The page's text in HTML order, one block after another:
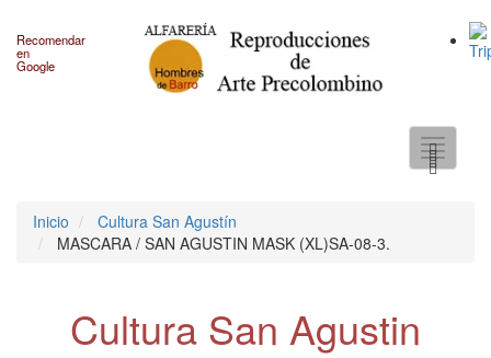
Recomendar
en
Google
Toggle
Inicio
Cultura San Agustín
MASCARA / SAN AGUSTIN MASK (XL)SA-08-3.
Cultura San Agustin